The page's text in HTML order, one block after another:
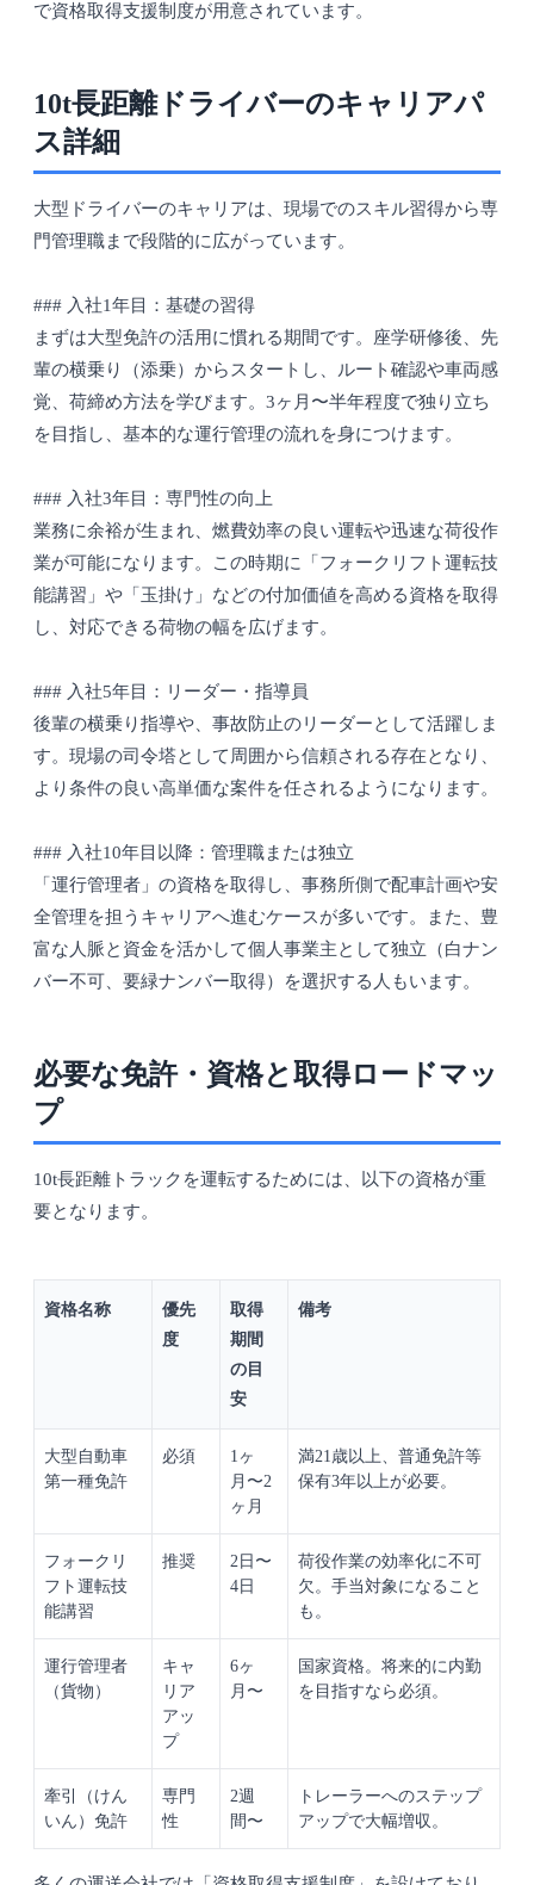
で資格取得支援制度が用意されています。
10t長距離ドライバーのキャリアパ
ス詳細
大型ドライバーのキャリアは、現場でのスキル習得から専
門管理職まで段階的に広がっています。
### 入社1年目：基礎の習得
まずは大型免許の活用に慣れる期間です。座学研修後、先
輩の横乗り（添乗）からスタートし、ルート確認や車両感
覚、荷締め方法を学びます。3ヶ月〜半年程度で独り立ち
を目指し、基本的な運行管理の流れを身につけます。
### 入社3年目：専門性の向上
業務に余裕が生まれ、燃費効率の良い運転や迅速な荷役作
業が可能になります。この時期に「フォークリフト運転技
能講習」や「玉掛け」などの付加価値を高める資格を取得
し、対応できる荷物の幅を広げます。
### 入社5年目：リーダー・指導員
後輩の横乗り指導や、事故防止のリーダーとして活躍しま
す。現場の司令塔として周囲から信頼される存在となり、
より条件の良い高単価な案件を任されるようになります。
### 入社10年目以降：管理職または独立
「運行管理者」の資格を取得し、事務所側で配車計画や安
全管理を担うキャリアへ進むケースが多いです。また、豊
富な人脈と資金を活かして個人事業主として独立（白ナン
バー不可、要緑ナンバー取得）を選択する人もいます。
必要な免許・資格と取得ロードマッ
プ
10t長距離トラックを運転するためには、以下の資格が重
要となります。
資格名称
優先
度
取得
期間
の目
安
備考
大型自動車
第一種免許
必須
1ヶ
月〜2
ヶ月
満21歳以上、普通免許等
保有3年以上が必要。
フォークリ
フト運転技
能講習
推奨
2日〜
4日
荷役作業の効率化に不可
欠。手当対象になること
も。
運行管理者
（貨物）
キャ
リア
アッ
プ
6ヶ
月〜
国家資格。将来的に内勤
を目指すなら必須。
牽引（けん
いん）免許
専門
性
2週
間〜
トレーラーへのステップ
アップで大幅増収。